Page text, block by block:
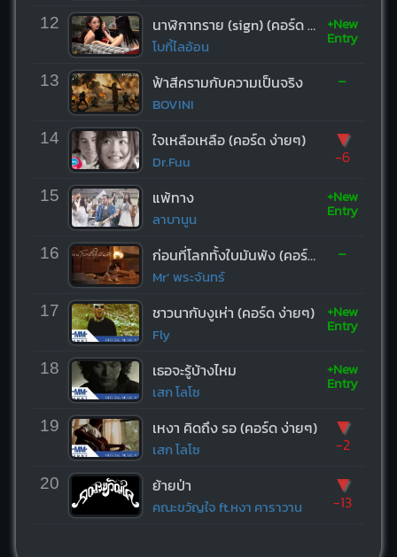
12 นาฬิกาทราย (sign) (คอร์ด ง่ายๆ)
โบกี้ไลอ้อน
+New
Entry
13 ฟ้าสีครามกับความเป็นจริง
BOVINI
-
14 ใจเหลือเหลือ (คอร์ด ง่ายๆ)
Dr.Fuu
▼
-6
15 แพ้ทาง
ลาบานูน
+New
Entry
16 ก่อนที่โลกทั้งใบมันพัง (คอร์ด ง่ายๆ)
Mr’ พระจันทร์
-
17 ชาวนากับงูเห่า (คอร์ด ง่ายๆ)
Fly
+New
Entry
18 เธอจะรู้บ้างไหม
เสก โลโซ
+New
Entry
19 เหงา คิดถึง รอ (คอร์ด ง่ายๆ)
เสก โลโซ
▼
-2
20 ย้ายป่า
คณะขวัญใจ ft.หงา คาราวาน
▼
-13